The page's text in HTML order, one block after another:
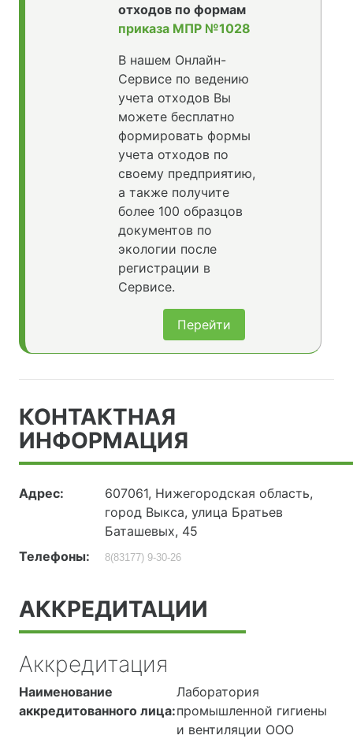
отходов по формам
приказа МПР №1028
В нашем Онлайн-
Сервисе по ведению
учета отходов Вы
можете бесплатно
формировать формы
учета отходов по
своему предприятию,
а также получите
более 100 образцов
документов по
экологии после
регистрации в
Сервисе.
Перейти
КОНТАКТНАЯ
ИНФОРМАЦИЯ
Адрес:
607061, Нижегородская область,
город Выкса, улица Братьев
Баташевых, 45
Телефоны:
8(83177) 9-30-26
АККРЕДИТАЦИИ
Аккредитация
Наименование
аккредитованного лица:
Лаборатория
промышленной гигиены
и вентиляции ООО